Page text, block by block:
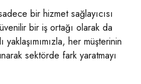
bir hizmet sağlayıcısı
bir iş ortağı olarak da
her müşterinin
sektörde fark yaratmayı